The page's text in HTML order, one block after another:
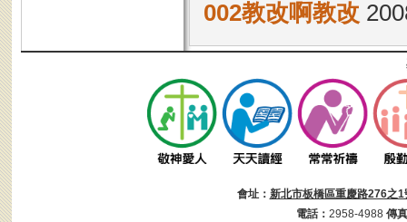
002教改啊教改
會址： 新北市板橋區重慶路276之1
電話： 2958-4988 傳